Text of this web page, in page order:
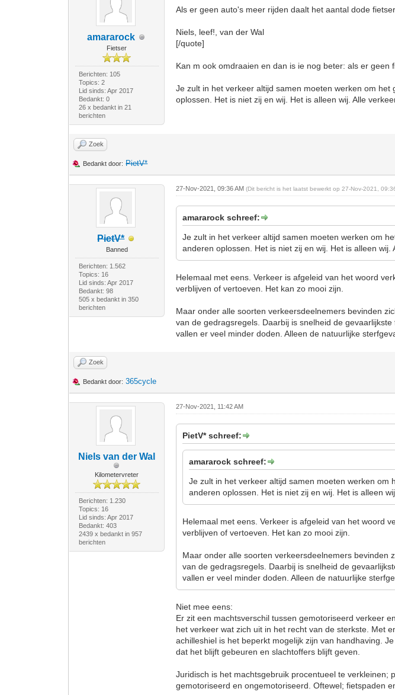
amararock
Fietser
Berichten: 105
Topics: 2
Lid sinds: Apr 2017
Bedankt: 0
26 x bedankt in 21
berichten
Als er geen auto's meer rijden daalt het aantal dode
Niels, leef!, van der Wal
[/quote]
Kan m ook omdraaien en dan is ie nog beter: als er geen
Je zult in het verkeer altijd samen moeten werken om
oplossen. Het is niet zij en wij. Het is alleen wij. Alle
Zoek
Bedankt door: PietV*
PietV*
Banned
Berichten: 1.562
Topics: 16
Lid sinds: Apr 2017
Bedankt: 98
505 x bedankt in 350
berichten
27-Nov-2021, 09:36 AM(Dit bericht is het laatst bewerkt op 27-Nov-2021,
amararock schreef:
Je zult in het verkeer altijd samen moeten werken om
anderen oplossen. Het is niet zij en wij. Het is alleen wij.
Helemaal met eens. Verkeer is afgeleid van het woord
verblijven of vertoeven. Het kan zo mooi zijn.
Maar onder alle soorten verkeersdeelnemers bevinden
van de gedragsregels. Daarbij is snelheid de
vallen er veel minder doden. Alleen de natuurlijke
Zoek
Bedankt door: 365cycle
Niels van der Wal
Kilometervreter
Berichten: 1.230
Topics: 16
Lid sinds: Apr 2017
Bedankt: 403
2439 x bedankt in 957
berichten
27-Nov-2021, 11:42 AM
PietV* schreef:
amararock schreef:
Je zult in het verkeer altijd samen moeten werken om
anderen oplossen. Het is niet zij en wij. Het is alleen
Helemaal met eens. Verkeer is afgeleid van het woord
verblijven of vertoeven. Het kan zo mooi zijn.
Maar onder alle soorten verkeersdeelnemers bevinden
van de gedragsregels. Daarbij is snelheid de
vallen er veel minder doden. Alleen de natuurlijke
Niet mee eens:
Er zit een machtsverschil tussen gemotoriseerd verkeer
het verkeer wat zich uit in het recht van de sterkste. Met
achilleshiel is het beperkt mogelijk zijn van handhaving.
dat het blijft gebeuren en slachtoffers blijft geven.
Juridisch is het machtsgebruik procentueel te verkleinen;
gemotoriseerd en ongemotoriseerd. Oftewel; fietspaden